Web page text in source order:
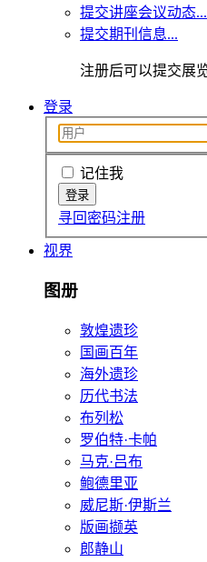
提交讲座会议动态...
提交期刊信息...
注册后可以提交展
登录
记住我
寻回密码注册
视界
图册
敦煌遗珍
国画百年
海外遗珍
历代书法
布列松
罗伯特·卡帕
马克·吕布
鲍德里亚
威尼斯·伊斯兰
版画撷英
郎静山